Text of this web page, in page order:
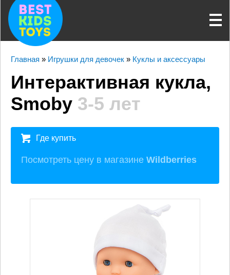
Главная » Игрушки для девочек » Куклы и аксессуары
Интерактивная кукла,
Smoby 3-5 лет
Где купить
Посмотреть цену в магазине Wildberries